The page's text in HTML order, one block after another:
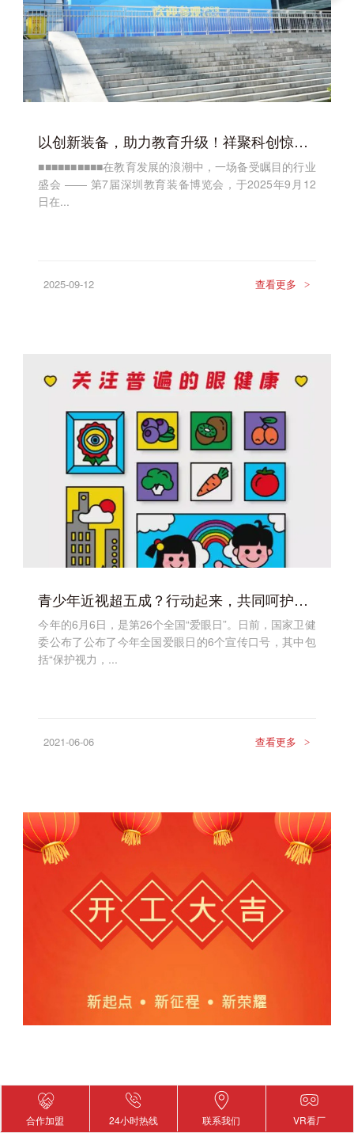
以创新装备，助力教育升级！祥聚科创惊喜亮相第7届深圳教育装备博览会
■■■■■■■■■■在教育发展的浪潮中，一场备受瞩目的行业
盛会 —— 第7届深圳教育装备博览会，于2025年9月12
日在...
2025-09-12 查看更多 >
青少年近视超五成？行动起来，共同呵护好孩子的眼睛！
今年的6月6日，是第26个全国“爱眼日”。日前，国家卫健
委公布了公布了今年全国爱眼日的6个宣传口号，其中包
括“保护视力，...
2021-06-06 查看更多 >
合作加盟 24小时热线 联系我们 VR看厂